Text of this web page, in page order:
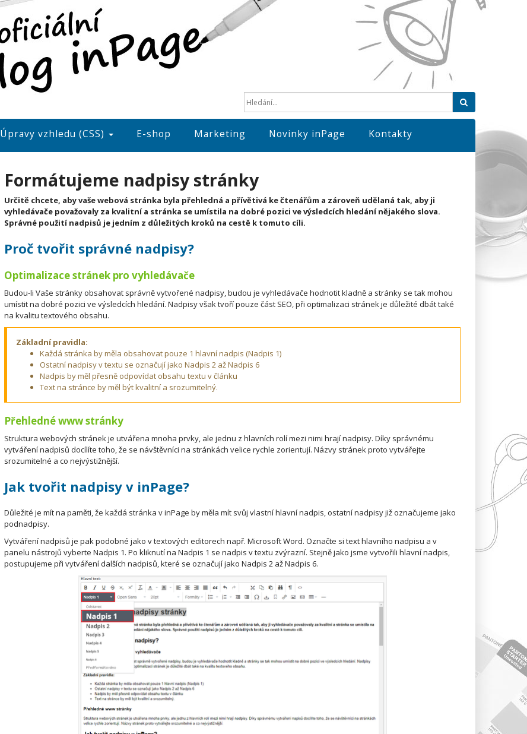
Úpravy vzhledu (CSS) E-shop Marketing Novinky inPage Kontakty
Formátujeme nadpisy stránky
Určitě chcete, aby vaše webová stránka byla přehledná a přívětivá ke čtenářům a zároveň udělaná tak, aby ji
vyhledávače považovaly za kvalitní a stránka se umístila na dobré pozici ve výsledcích hledání nějakého slova.
Správné použití nadpisů je jedním z důležitých kroků na cestě k tomuto cíli.
Proč tvořit správné nadpisy?
Optimalizace stránek pro vyhledávače
Budou-li Vaše stránky obsahovat správně vytvořené nadpisy, budou je vyhledávače hodnotit kladně a stránky se tak mohou
umístit na dobré pozici ve výsledcích hledání. Nadpisy však tvoří pouze část SEO, při optimalizaci stránek je důležité dbát také
na kvalitu textového obsahu.
Základní pravidla:
Každá stránka by měla obsahovat pouze 1 hlavní nadpis (Nadpis 1)
Ostatní nadpisy v textu se označují jako Nadpis 2 až Nadpis 6
Nadpis by měl přesně odpovídat obsahu textu v článku
Text na stránce by měl být kvalitní a srozumitelný.
Přehledné www stránky
Struktura webových stránek je utvářena mnoha prvky, ale jednu z hlavních rolí mezi nimi hrají nadpisy. Díky správnému
vytváření nadpisů docílíte toho, že se návštěvníci na stránkách velice rychle zorientují. Názvy stránek proto vytvářejte
srozumitelné a co nejvýstižnější.
Jak tvořit nadpisy v inPage?
Důležité je mít na paměti, že každá stránka v inPage by měla mít svůj vlastní hlavní nadpis, ostatní nadpisy již označujeme jako
podnadpisy.
Vytváření nadpisů je pak podobné jako v textových editorech např. Microsoft Word. Označte si text hlavního nadpisu a v
panelu nástrojů vyberte Nadpis 1. Po kliknutí na Nadpis 1 se nadpis v textu zvýrazní. Stejně jako jsme vytvořili hlavní nadpis,
postupujeme při vytváření dalších nadpisů, které se označují jako Nadpis 2 až Nadpis 6.